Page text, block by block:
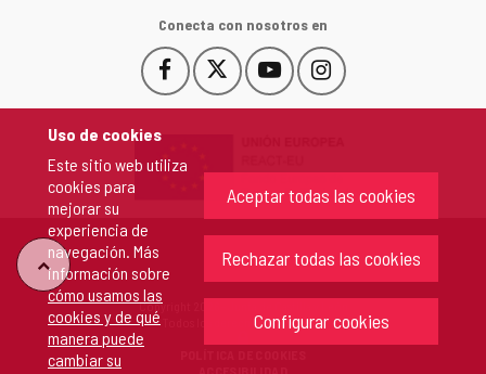
Uso de cookies
Este sitio web utiliza
cookies para
mejorar su
experiencia de
navegación. Más
información sobre
cómo usamos las
cookies y de qué
manera puede
cambiar su
Aceptar todas las cookies
Rechazar todas las cookies
Configurar cookies
Conecta con nosotros en
Facebook
Este
enlace
en
nueva.
Este
enlace
una
ventana
nueva.
YouTube
Este
enlace
una
ventana
nueva.
Instagram
Este
enlace
una
ventana
nueva.
"Volver
arriba"
Copyright 2026 - Junta de Castilla y León
Todos los derechos reservados.